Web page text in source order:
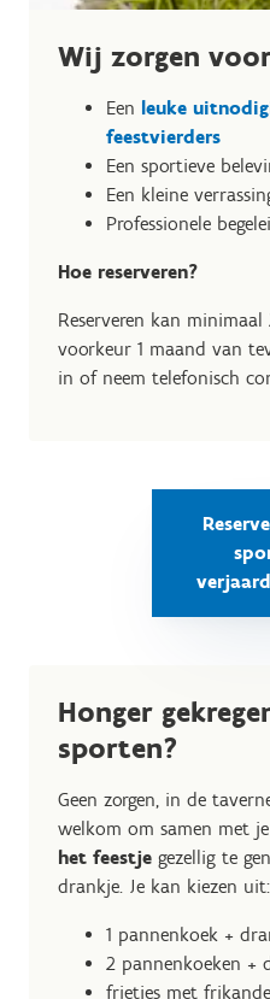
Wij zorgen
Een leuke
feestvierders
Een sportieve
Een kleine
Professionele
Hoe reserveren?
Reserveren kan
voorkeur 1 maand van
in of neem telefonisch
Honger
sporten?
Geen zorgen, in de
welkom om samen met
het feestje gezellig te
drankje. Je kan kiezen uit:
1 pannenkoek +
2 pannenkoeken +
frietjes met